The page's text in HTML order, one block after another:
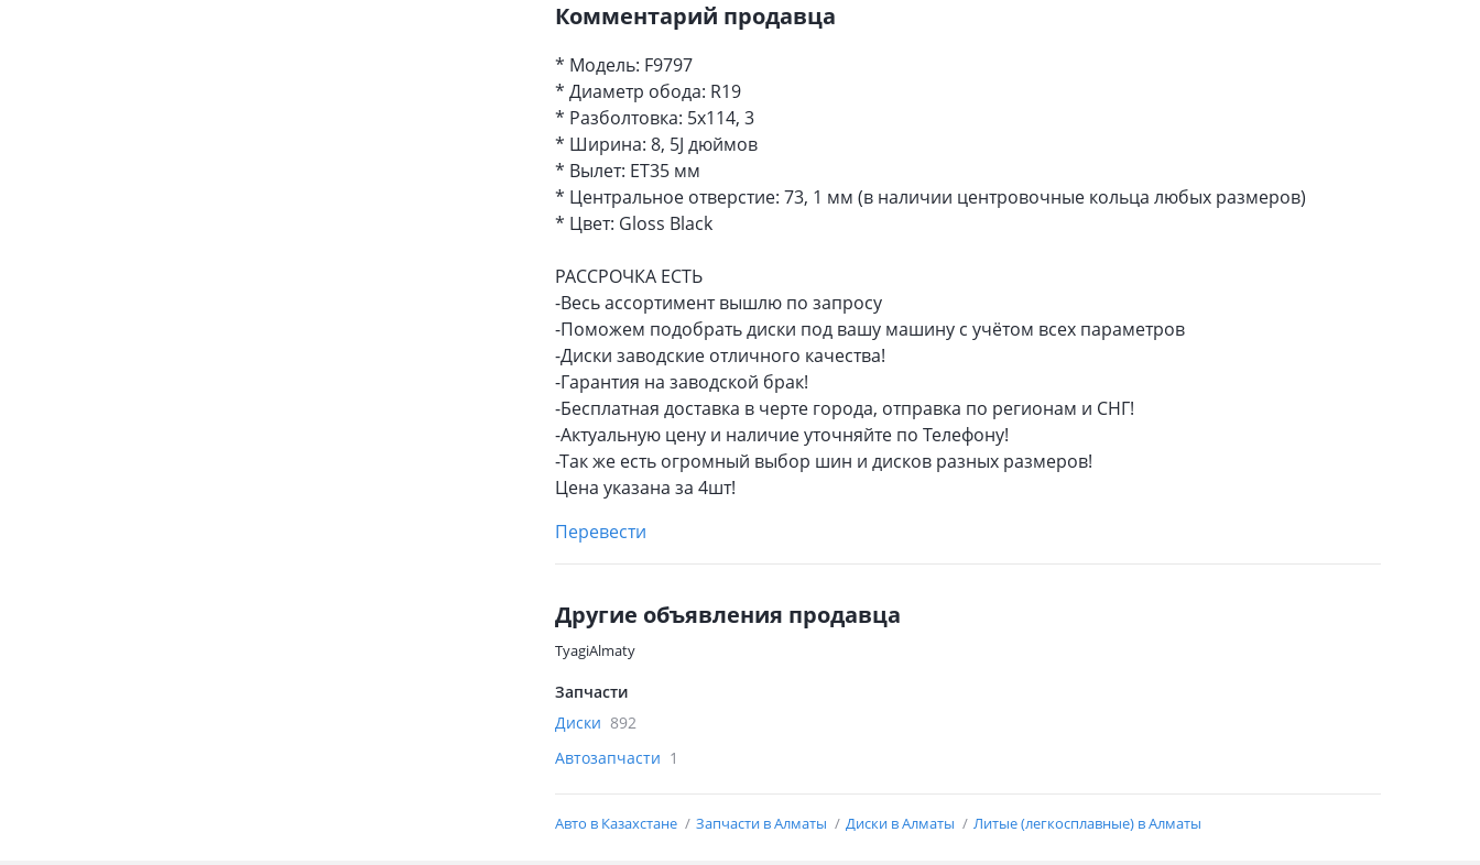
Комментарий продавца
* Модель: F9797
* Диаметр обода: R19
* Разболтовка: 5x114, 3
* Ширина: 8, 5J дюймов
* Вылет: ET35 мм
* Центральное отверстие: 73, 1 мм (в наличии центровочные кольца любых размеров)
* Цвет: Gloss Black
РАССРОЧКА ЕСТЬ
-Весь ассортимент вышлю по запросу
-Поможем подобрать диски под вашу машину с учётом всех параметров
-Диски заводские отличного качества!
-Гарантия на заводской брак!
-Бесплатная доставка в черте города, отправка по регионам и СНГ!
-Актуальную цену и наличие уточняйте по Телефону!
-Так же есть огромный выбор шин и дисков разных размеров!
Цена указана за 4шт!
Перевести
Другие объявления продавца
TyagiAlmaty
Запчасти
Диски 892
Автозапчасти 1
Авто в Казахстане Запчасти в Алматы Диски в Алматы Литые (легкосплавные) в Алматы